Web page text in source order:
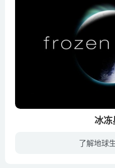
冰
了解地球